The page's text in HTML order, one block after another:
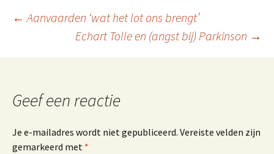
o
dI
n
n
Berichtnavigatie
← Aanvaarden ‘wat het lot ons brengt’
Echart Tolle en (angst bij) Parkinson →
Geef een reactie
Je e-mailadres wordt niet gepubliceerd. Vereiste velden zijn
gemarkeerd met *